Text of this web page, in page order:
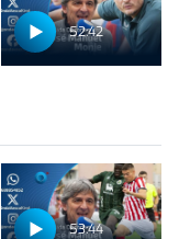
52:42
53:44